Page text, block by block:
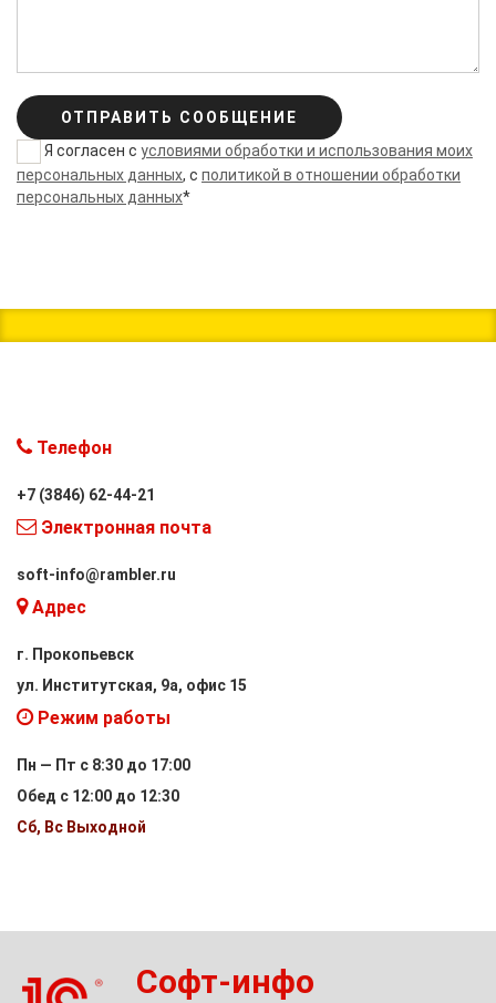
ОТПРАВИТЬ СООБЩЕНИЕ
Я согласен с условиями обработки и использования моих
персональных данных, с политикой в отношении обработки
персональных данных*
Телефон
+7 (3846) 62-44-21
Электронная почта
soft-info@rambler.ru
Адрес
г. Прокопьевск
ул. Институтская, 9а, офис 15
Режим работы
Пн — Пт с 8:30 до 17:00
Обед с 12:00 до 12:30
Сб, Вс Выходной
Софт-инфо